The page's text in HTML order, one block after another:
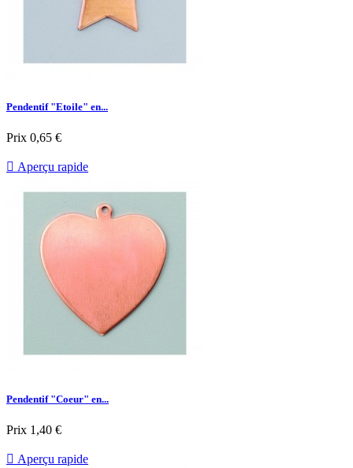
Pendentif "Etoile" en...
Prix 0,65 €
 Aperçu rapide
Pendentif "Coeur" en...
Prix 1,40 €
 Aperçu rapide